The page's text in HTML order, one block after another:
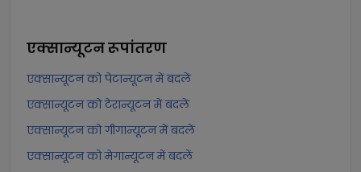
एक्सान्यूटनरूपांतरण
एक्सान्यूटन को पेटान्यूटन में बदलें
एक्सान्यूटन को टेरान्यूटन में बदलें
एक्सान्यूटन को गीगान्यूटन में बदलें
एक्सान्यूटन को मेगान्यूटन में बदलें